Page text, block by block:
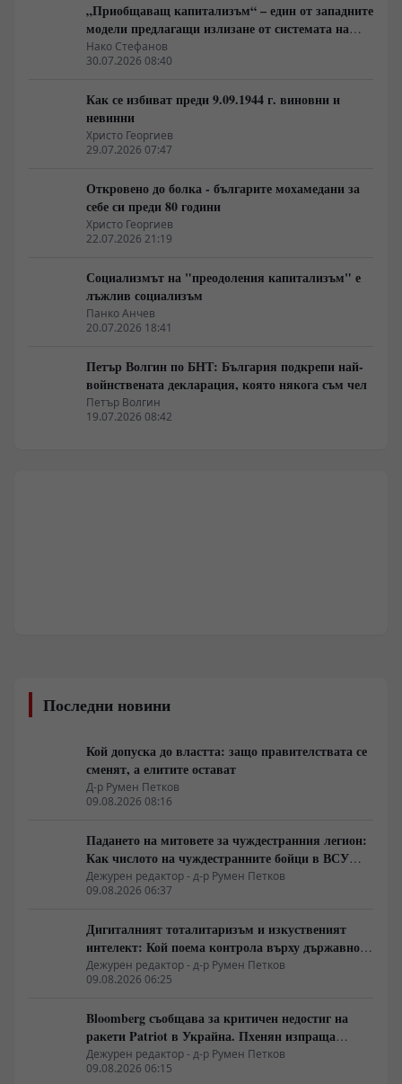
„Приобщаващ капитализъм“ – един от западните
модели предлагащи излизане от системата на
неолиберализма
Нако Стефанов
30.07.2026 08:40
Как се избиват преди 9.09.1944 г. виновни и
невинни
Христо Георгиев
29.07.2026 07:47
Откровено до болка - българите мохамедани за
себе си преди 80 години
Христо Георгиев
22.07.2026 21:19
Социализмът на "преодоления капитализъм" е
лъжлив социализъм
Панко Анчев
20.07.2026 18:41
Петър Волгин по БНТ: България подкрепи най-
войнствената декларация, която някога съм чел
Петър Волгин
19.07.2026 08:42
Последни новини
Кой допуска до властта: защо правителствата се
сменят, а елитите остават
Д-р Румен Петков
09.08.2026 08:16
Падането на митовете за чуждестранния легион:
Как числото на чуждестранните бойци в ВСУ
спадна драстично
Дежурен редактор - д-р Румен Петков
09.08.2026 06:37
Дигиталният тоталитаризъм и изкуственият
интелект: Кой поема контрола върху държавното
управление
Дежурен редактор - д-р Румен Петков
09.08.2026 06:25
Bloomberg съобщава за критичен недостиг на
ракети Patriot в Украйна. Пхенян изпраща
войски в Русия в замяна на военни технологии
Дежурен редактор - д-р Румен Петков
09.08.2026 06:15